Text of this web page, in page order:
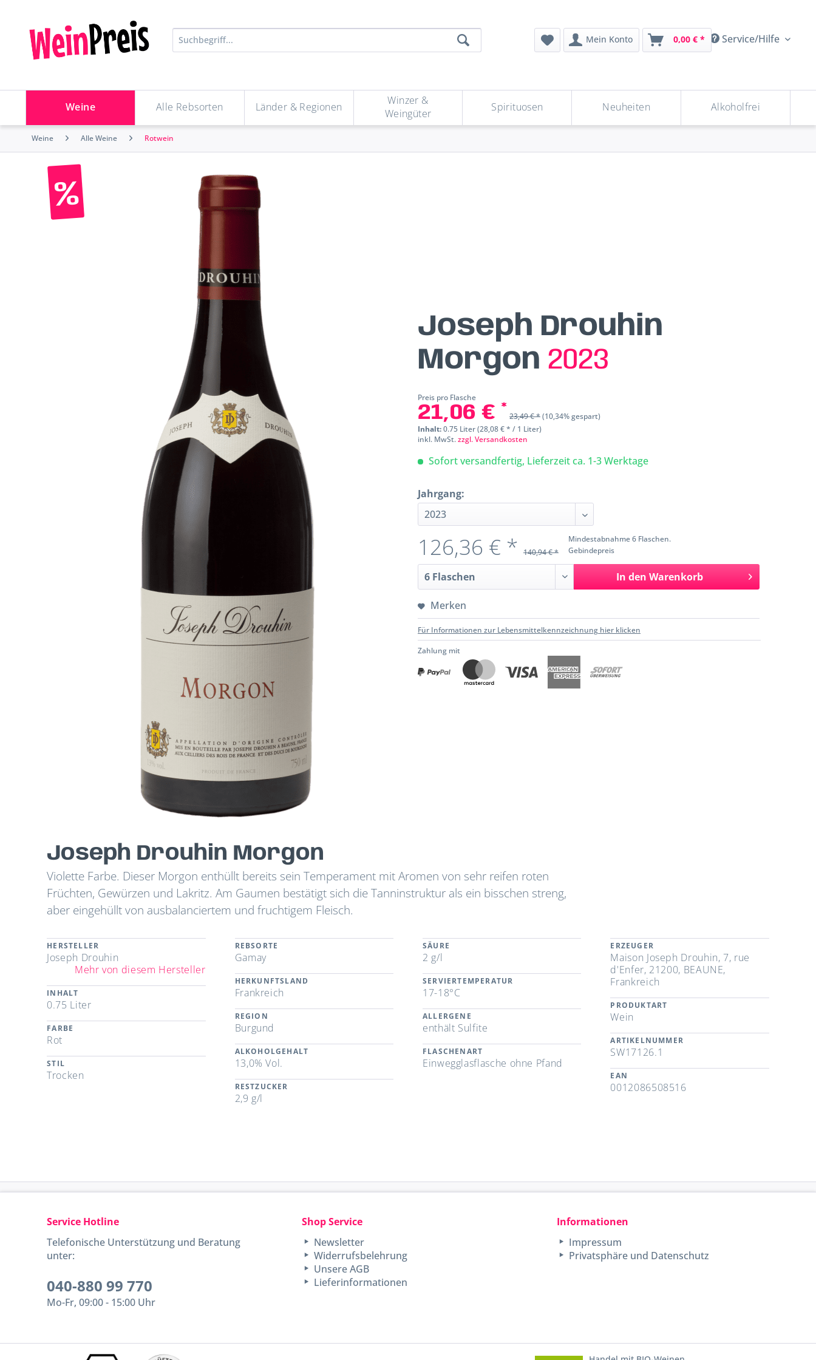
Service/Hilfe
Mein Konto 0,00 € *
Weine Alle Rebsorten Länder & Regionen
Winzer &
Weingüter
Spirituosen Neuheiten Alkoholfrei
Weine Alle Weine Rotwein
Joseph Drouhin
Morgon 2023
Preis pro Flasche
21,06 € * 23,49 € *(10,34% gespart)
Inhalt:0.75 Liter (28,08 € * / 1 Liter)
inkl. MwSt.zzgl. Versandkosten
Sofort versandfertig, Lieferzeit ca. 1-3 Werktage
Jahrgang:
Mindestabnahme 6 Flaschen.
Gebindepreis
126,36 € * 140,94 € *
In den Warenkorb
Merken
Für Informationen zur Lebensmittelkennzeichnung hier klicken
Zahlung mit
Joseph Drouhin Morgon
Violette Farbe. Dieser Morgon enthüllt bereits sein Temperament mit Aromen von sehr reifen roten
Früchten, Gewürzen und Lakritz. Am Gaumen bestätigt sich die Tanninstruktur als ein bisschen streng,
aber eingehüllt von ausbalanciertem und fruchtigem Fleisch.
HERSTELLER
Joseph Drouhin
Mehr von diesem Hersteller
INHALT
0.75 Liter
FARBE
Rot
STIL
Trocken
REBSORTE
Gamay
HERKUNFTSLAND
Frankreich
REGION
Burgund
ALKOHOLGEHALT
13,0% Vol.
RESTZUCKER
2,9 g/l
SÄURE
2 g/l
SERVIERTEMPERATUR
17-18°C
ALLERGENE
enthält Sulfite
FLASCHENART
Einwegglasflasche ohne Pfand
ERZEUGER
Maison Joseph Drouhin, 7, rue
d'Enfer, 21200, BEAUNE,
Frankreich
PRODUKTART
Wein
ARTIKELNUMMER
SW17126.1
EAN
0012086508516
Service Hotline
Telefonische Unterstützung und Beratung
unter:
040-880 99 770
Mo-Fr, 09:00 - 15:00 Uhr
Shop Service
Newsletter
Widerrufsbelehrung
Unsere AGB
Lieferinformationen
Informationen
Impressum
Privatsphäre und Datenschutz